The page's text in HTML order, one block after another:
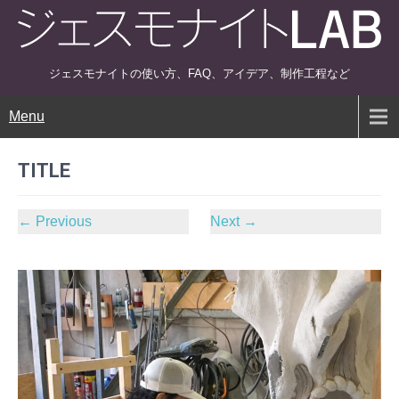
ジェスモナイトの使い方、FAQ、アイデア、制作工程など
Menu
TITLE
← Previous Next →